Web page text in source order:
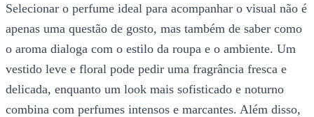
Selecionar o perfume ideal para acompanhar o visual não é
apenas uma questão de gosto, mas também de saber como
o aroma dialoga com o estilo da roupa e o ambiente. Um
vestido leve e floral pode pedir uma fragrância fresca e
delicada, enquanto um look mais sofisticado e noturno
combina com perfumes intensos e marcantes. Além disso,